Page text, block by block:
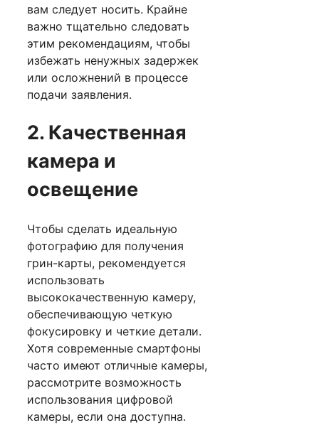
вам следует носить. Крайне
важно тщательно следовать
этим рекомендациям, чтобы
избежать ненужных задержек
или осложнений в процессе
подачи заявления.
2. Качественная
камера и
освещение
Чтобы сделать идеальную
фотографию для получения
грин-карты, рекомендуется
использовать
высококачественную камеру,
обеспечивающую четкую
фокусировку и четкие детали.
Хотя современные смартфоны
часто имеют отличные камеры,
рассмотрите возможность
использования цифровой
камеры, если она доступна.